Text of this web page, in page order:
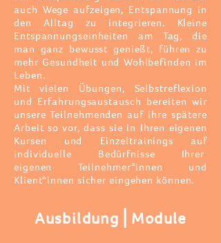
auch Wege aufzeigen, Entspannung in
den Alltag zu integrieren. Kleine
Entspannungseinheiten am Tag, die
man ganz bewusst genießt, führen zu
mehr Gesundheit und Wohlbefinden im
Leben.
Mit vielen Übungen, Selbstreflexion
und Erfahrungsaustausch bereiten wir
unsere Teilnehmenden auf ihre spätere
Arbeit so vor, dass sie in Ihren eigenen
Kursen und Einzeltrainings auf
individuelle Bedürfnisse Ihrer
eigenen Teilnehmer*innen
und
Klient*innen sicher eingehen können.
Ausbildung⎪Module